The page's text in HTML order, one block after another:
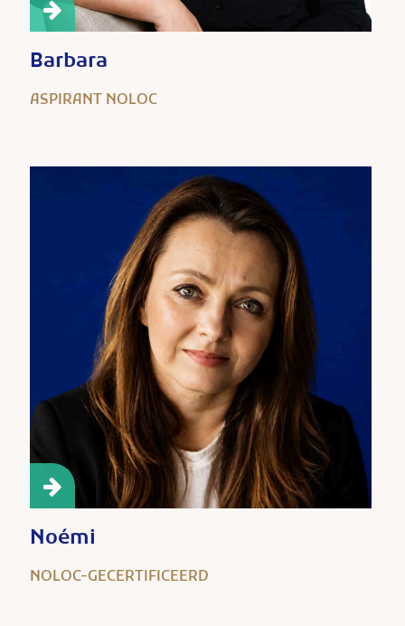
Barbara
ASPIRANT NOLOC
Noémi
NOLOC-GECERTIFICEERD